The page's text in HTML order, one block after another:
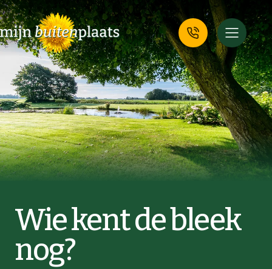
Wie kent de bleek
nog?